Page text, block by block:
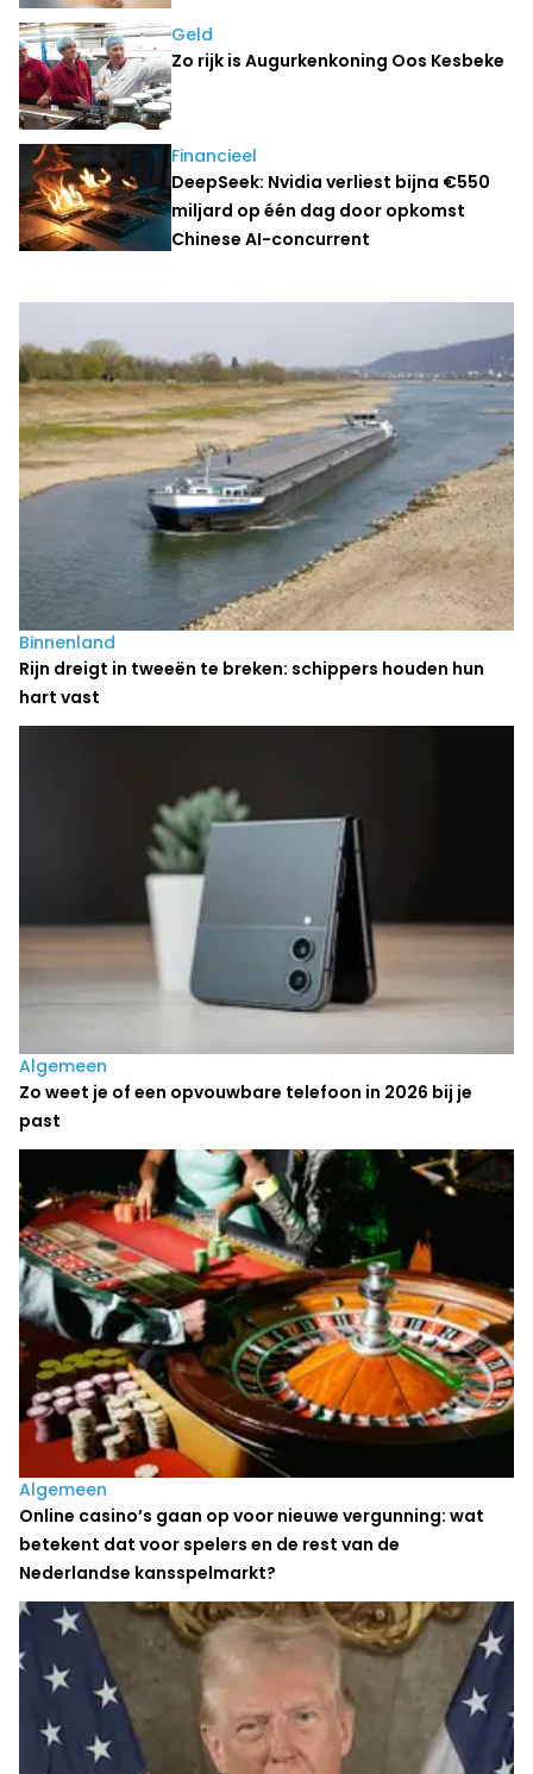
Geld
Zo rijk is Augurkenkoning Oos Kesbeke
Financieel
DeepSeek: Nvidia verliest bijna €550
miljard op één dag door opkomst
Chinese AI-concurrent
Laatste nieuws
Binnenland
Rijn dreigt in tweeën te breken: schippers houden hun
hart vast
Algemeen
Zo weet je of een opvouwbare telefoon in 2026 bij je
past
Algemeen
Online casino’s gaan op voor nieuwe vergunning: wat
betekent dat voor spelers en de rest van de
Nederlandse kansspelmarkt?